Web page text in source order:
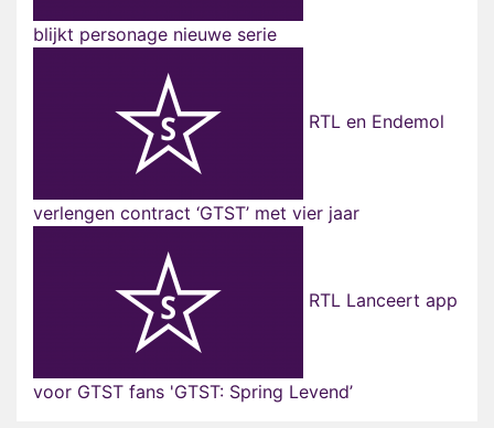
blijkt personage nieuwe serie
RTL en Endemol
verlengen contract ‘GTST’ met vier jaar
RTL Lanceert app
voor GTST fans 'GTST: Spring Levend’